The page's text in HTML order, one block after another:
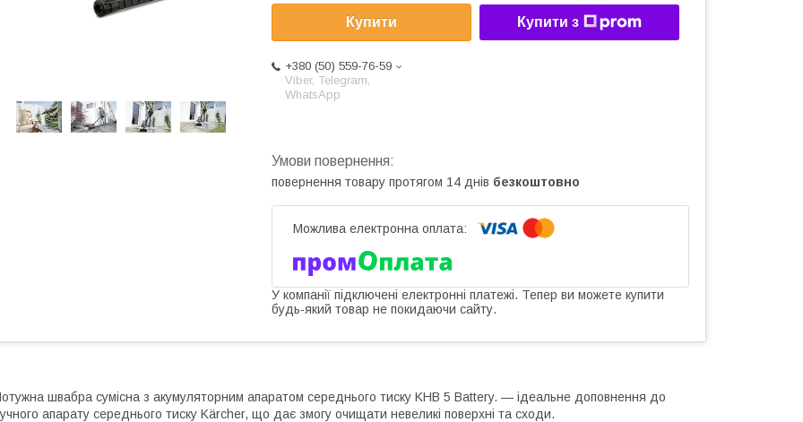
Купити Купити з
+380 (50) 559-76-59
Viber, Telegram,
WhatsApp
повернення товару протягом 14 днів безкоштовно
У компанії підключені електронні платежі. Тепер ви можете купити
будь-який товар не покидаючи сайту.
швабра сумісна з акумуляторним апаратом середнього тиску KHB 5 Battery. — ідеальне доповнення до
апарату середнього тиску Kärcher, що дає змогу очищати невеликі поверхні та сходи.